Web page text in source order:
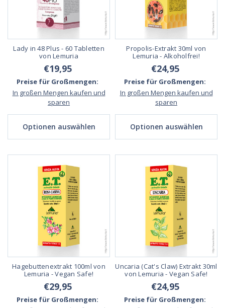
Lady in 48 Plus - 60 Tabletten
von Lemuria
€19,95
Preise für Großmengen:
In großen Mengen kaufen und
sparen
Optionen auswählen
Propolis-Extrakt 30ml von
Lemuria - Alkoholfrei!
€24,95
Preise für Großmengen:
In großen Mengen kaufen und
sparen
Optionen auswählen
Hagebuttenextrakt 100ml von
Lemuria - Vegan Safe!
€29,95
Preise für Großmengen:
Uncaria (Cat's Claw) Extrakt 30ml
von Lemuria - Vegan Safe!
€24,95
Preise für Großmengen: